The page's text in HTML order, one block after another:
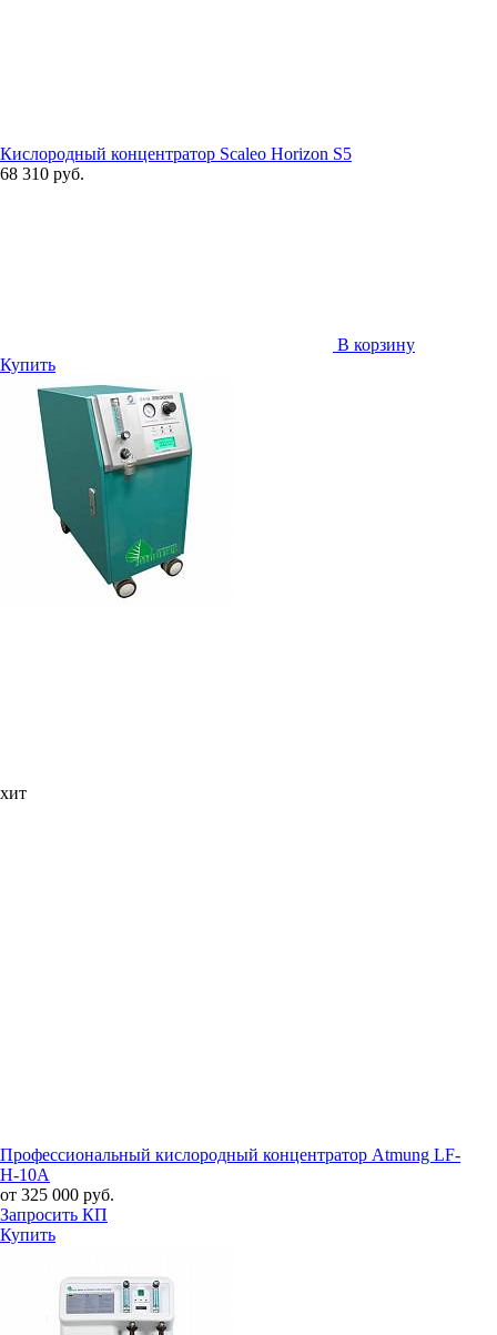
Кислородный концентратор Scaleo Horizon S5
68 310 руб.
В корзину
Купить
хит
Профессиональный кислородный концентратор Atmung LF-
H-10A
от 325 000 руб.
Запросить КП
Купить